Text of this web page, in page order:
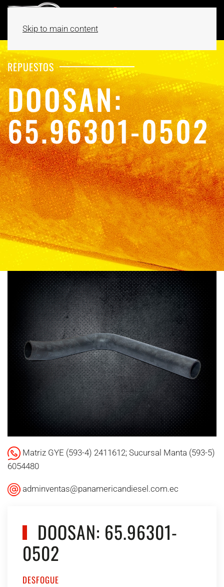
Skip to main content
REPUESTOS
DOOSAN:
65.96301-0502
Matriz GYE (593-4) 2411612; Sucursal Manta (593-5)
6054480
adminventas@panamericandiesel.com.ec
DOOSAN: 65.96301-
0502
DESFOGUE